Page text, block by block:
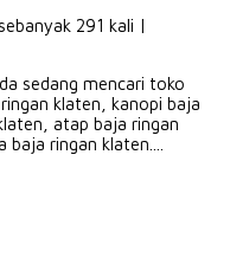
291 kali |
sedang mencari toko
klaten, kanopi baja
atap baja ringan
ringan klaten....